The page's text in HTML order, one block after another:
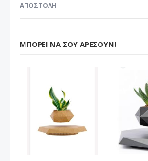
ΑΠΟΣΤΟΛΗ
ΜΠΟΡΕΊ ΝΑ ΣΟΥ ΑΡΈΣΟΥΝ!